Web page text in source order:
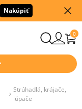
Nakúpiť
0
Strúhadlá, krájače,
lúpače